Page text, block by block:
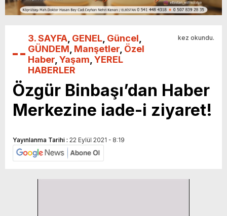
3. SAYFA GENEL Güncel
GÜNDEM Manşetler Özel
Haber Yaşam YEREL
HABERLER
kez okundu.
Özgür Binbaşı’dan Haber
Merkezine iade-i ziyaret!
Yayınlanma Tarihi : 22 Eylül 2021 - 8:19